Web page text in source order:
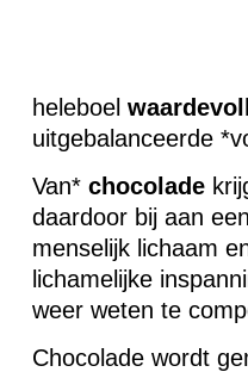
heleboel
uitgebalanceerde
Van* chocolade
daardoor bij aan
menselijk lichaam
lichamelijke
weer weten te
Chocolade wordt